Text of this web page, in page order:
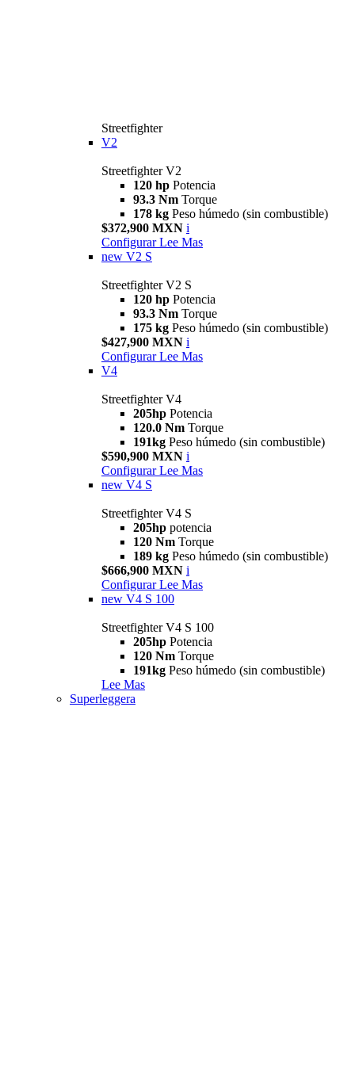
Streetfighter
V2
Streetfighter V2
120 hp Potencia
93.3 Nm Torque
178 kg Peso húmedo (sin combustible)
$372,900 MXN i
Configurar Lee Mas
new V2 S
Streetfighter V2 S
120 hp Potencia
93.3 Nm Torque
175 kg Peso húmedo (sin combustible)
$427,900 MXN i
Configurar Lee Mas
V4
Streetfighter V4
205hp Potencia
120.0 Nm Torque
191kg Peso húmedo (sin combustible)
$590,900 MXN i
Configurar Lee Mas
new V4 S
Streetfighter V4 S
205hp potencia
120 Nm Torque
189 kg Peso húmedo (sin combustible)
$666,900 MXN i
Configurar Lee Mas
new V4 S 100
Streetfighter V4 S 100
205hp Potencia
120 Nm Torque
191kg Peso húmedo (sin combustible)
Lee Mas
Superleggera